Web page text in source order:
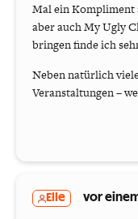
Mal ein Kompliment
aber auch My Ugly
bringen finde ich
Neben natürlich
Veranstaltungen –
Elle vor